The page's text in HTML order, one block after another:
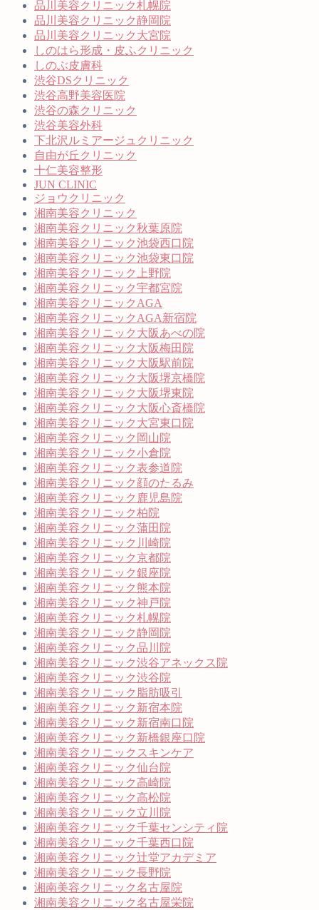
品川美容クリニック札幌院
品川美容クリニック静岡院
品川美容クリニック大宮院
しのはら形成・皮ふクリニック
しのぶ皮膚科
渋谷DSクリニック
渋谷高野美容医院
渋谷の森クリニック
渋谷美容外科
下北沢ルミアージュクリニック
自由が丘クリニック
十仁美容整形
JUN CLINIC
ジョウクリニック
湘南美容クリニック
湘南美容クリニック秋葉原院
湘南美容クリニック池袋西口院
湘南美容クリニック池袋東口院
湘南美容クリニック上野院
湘南美容クリニック宇都宮院
湘南美容クリニックAGA
湘南美容クリニックAGA新宿院
湘南美容クリニック大阪あべの院
湘南美容クリニック大阪梅田院
湘南美容クリニック大阪駅前院
湘南美容クリニック大阪堺京橋院
湘南美容クリニック大阪堺東院
湘南美容クリニック大阪心斎橋院
湘南美容クリニック大宮東口院
湘南美容クリニック岡山院
湘南美容クリニック小倉院
湘南美容クリニック表参道院
湘南美容クリニック顔のたるみ
湘南美容クリニック鹿児島院
湘南美容クリニック柏院
湘南美容クリニック蒲田院
湘南美容クリニック川崎院
湘南美容クリニック京都院
湘南美容クリニック銀座院
湘南美容クリニック熊本院
湘南美容クリニック神戸院
湘南美容クリニック札幌院
湘南美容クリニック静岡院
湘南美容クリニック品川院
湘南美容クリニック渋谷アネックス院
湘南美容クリニック渋谷院
湘南美容クリニック脂肪吸引
湘南美容クリニック新宿本院
湘南美容クリニック新宿南口院
湘南美容クリニック新橋銀座口院
湘南美容クリニックスキンケア
湘南美容クリニック仙台院
湘南美容クリニック高崎院
湘南美容クリニック高松院
湘南美容クリニック立川院
湘南美容クリニック千葉センシティ院
湘南美容クリニック千葉西口院
湘南美容クリニック辻堂アカデミア
湘南美容クリニック長野院
湘南美容クリニック名古屋院
湘南美容クリニック名古屋栄院